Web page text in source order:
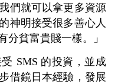
們就可以拿更多資源
神明接受很多善心人
分貧富貴賤一樣。」
SMS 的投資，並成
借鏡日本經驗，發展